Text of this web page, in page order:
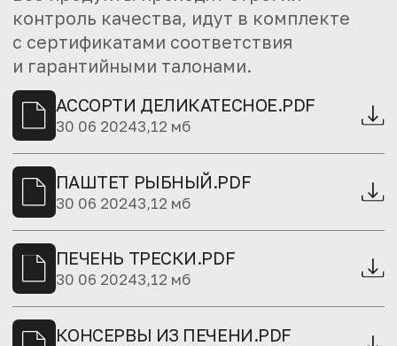
контроль качества, идут в комплекте
с сертификатами соответствия
и гарантийными талонами.
АССОРТИ ДЕЛИКАТЕСНОЕ.PDF
30 06 20243,12 мб
ПАШТЕТ РЫБНЫЙ.PDF
30 06 20243,12 мб
ПЕЧЕНЬ ТРЕСКИ.PDF
30 06 20243,12 мб
КОНСЕРВЫ ИЗ ПЕЧЕНИ.PDF